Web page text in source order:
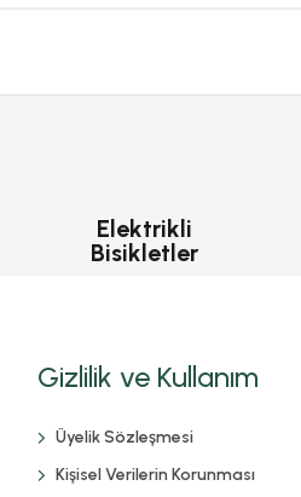
Elektrikli
Bisikletler
Gizlilik ve Kullanım
Üyelik Sözleşmesi
Kişisel Verilerin Korunması